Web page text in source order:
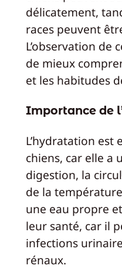
délicatement,
races peuvent
L’observation de
de mieux
et les habitudes
Importance de
L’hydratation est
chiens, car elle a
digestion, la
de la
une eau propre
leur santé, car il
infections
rénaux.